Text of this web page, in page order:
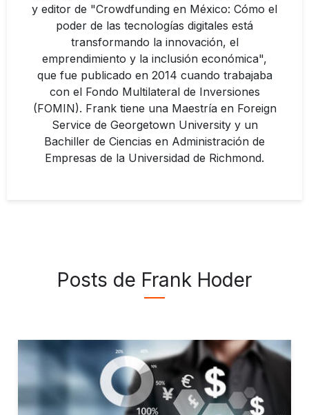
y editor de "Crowdfunding en México: Cómo el
poder de las tecnologías digitales está
transformando la innovación, el
emprendimiento y la inclusión económica",
que fue publicado en 2014 cuando trabajaba
con el Fondo Multilateral de Inversiones
(FOMIN). Frank tiene una Maestría en Foreign
Service de Georgetown University y un
Bachiller de Ciencias en Administración de
Empresas de la Universidad de Richmond.
Posts de Frank Hoder